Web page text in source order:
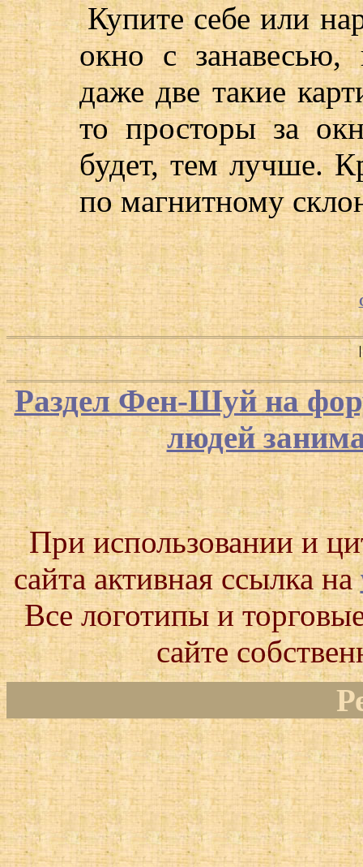
Купите себе или
окно с
даже две такие
то просторы за
будет, тем лучше.
по магнитному
Раздел Фен-Шуй на
людей
При использовании и
сайта активная ссылка на
Все логотипы и
сайте